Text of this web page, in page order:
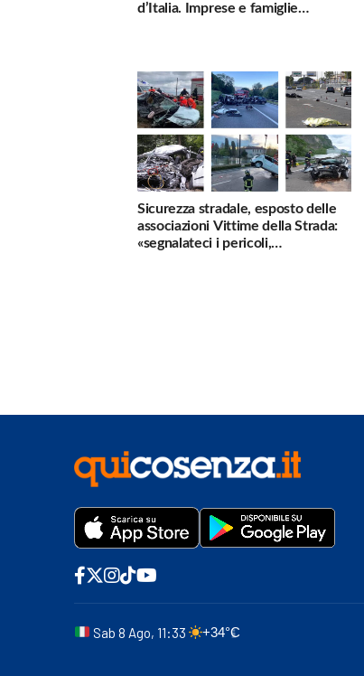
d’Italia. Imprese e famiglie
Sicurezza stradale, esposto delle
associazioni Vittime della Strada:
«segnalateci i pericoli,
Sab 8 Ago, 11:33 +34°C